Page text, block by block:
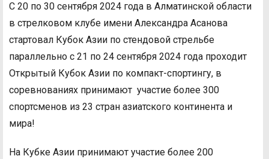
С 20 по 30 сентября 2024 года в Алматинской области
в стрелковом клубе имени Александра Асанова
стартовал Кубок Азии по стендовой стрельбе
параллельно с 21 по 24 сентября 2024 года проходит
Открытый Кубок Азии по компакт-спортингу, в
соревнованиях принимают участие более 300
спортсменов из 23 стран азиатского континента и
мира!
На Кубке Азии принимают участие более 200